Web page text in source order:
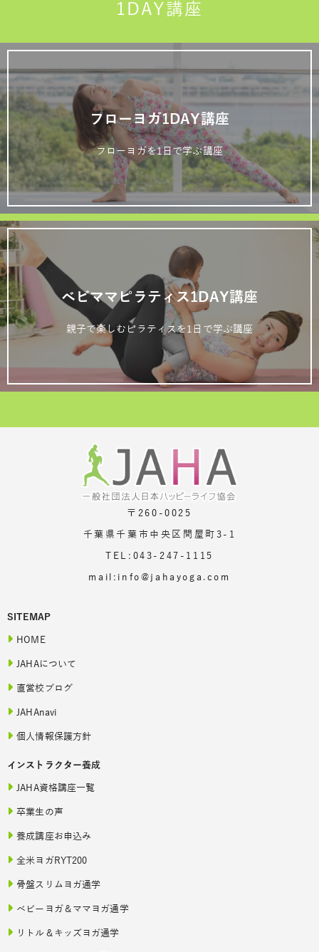
1DAY講座
フローヨガ1DAY講座
フローヨガを1日で学ぶ講座
ベビママピラティス1DAY講座
親子で楽しむピラティスを1日で学ぶ講座
〒260-0025
千葉県千葉市中央区問屋町3-1
TEL:043-247-1115
mail:info@jahayoga.com
SITEMAP
HOME
JAHAについて
直営校ブログ
JAHAnavi
個人情報保護方針
インストラクター養成
JAHA資格講座一覧
卒業生の声
養成講座お申込み
全米ヨガRYT200
骨盤スリムヨガ通学
ベビーヨガ＆ママヨガ通学
リトル＆キッズヨガ通学